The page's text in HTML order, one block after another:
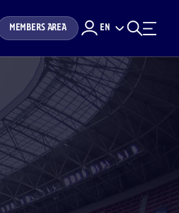
MEMBERS AREA EN